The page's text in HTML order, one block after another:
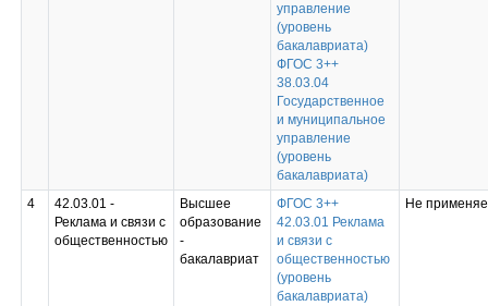
управление
(уровень
бакалавриата)
ФГОС 3++
38.03.04
Государственное
и муниципальное
управление
(уровень
бакалавриата)
4
42.03.01 -
Реклама и связи с
общественностью
Высшее
образование
-
бакалавриат
ФГОС 3++
42.03.01 Реклама
и связи с
общественностью
(уровень
бакалавриата)
Не